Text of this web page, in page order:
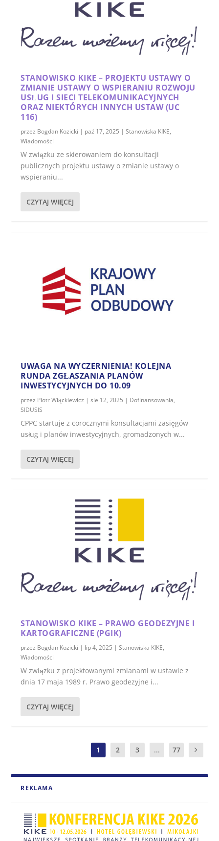
STANOWISKO KIKE – PROJEKTU USTAWY O
ZMIANIE USTAWY O WSPIERANIU ROZWOJU
USŁUG I SIECI TELEKOMUNIKACYJNYCH
ORAZ NIEKTÓRYCH INNYCH USTAW (UC
116)
przez Bogdan Kozicki | paź 17, 2025 |Stanowiska KIKE,
Wiadomości
W związku ze skierowaniem do konsultacji
publicznych projektu ustawy o zmianie ustawy o
wspieraniu...
CZYTAJ WIĘCEJ
UWAGA NA WYCZERNIENIA! KOLEJNA
RUNDA ZGŁASZANIA PLANÓW
INWESTYCYJNYCH DO 10.09
przez Piotr Wiąckiewicz |sie 12, 2025 | Dofinansowania,
SIDUSIS
CPPC startuje z corocznymi konsultacjami zasięgów
usług i planów inwestycyjnych, gromadzonych w...
CZYTAJ WIĘCEJ
STANOWISKO KIKE – PRAWO GEODEZYJNE I
KARTOGRAFICZNE (PGIK)
przez Bogdan Kozicki | lip 4, 2025 |Stanowiska KIKE,
Wiadomości
W związku z projektowanymi zmianami w ustawie z
dnia 17 maja 1989 r. Prawo geodezyjne i...
CZYTAJ WIĘCEJ
1 2 3 ... 77
REKLAMA